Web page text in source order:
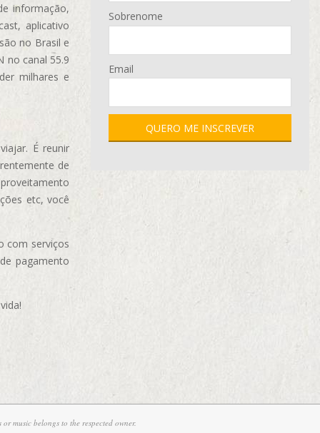
informação,
aplicativo
no Brasil e
no canal 55.9
milhares e
É reunir
de
etc, você
com serviços
pagamento
Sobrenome
Email
music belongs to the respected owner.